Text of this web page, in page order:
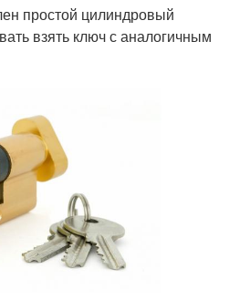
простой цилиндровый
взять ключ с аналогичным